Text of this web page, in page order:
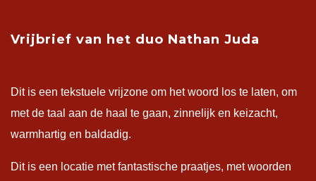
Vrijbrief van het duo Nathan Juda
Dit is een tekstuele vrijzone om het woord los te laten, om
met de taal aan de haal te gaan, zinnelijk en keizacht,
warmhartig en baldadig.
Dit is een locatie met fantastische praatjes, met woorden